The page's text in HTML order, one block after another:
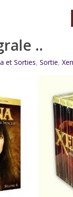
KARL URBAN
..
et Sorties, Sortie,